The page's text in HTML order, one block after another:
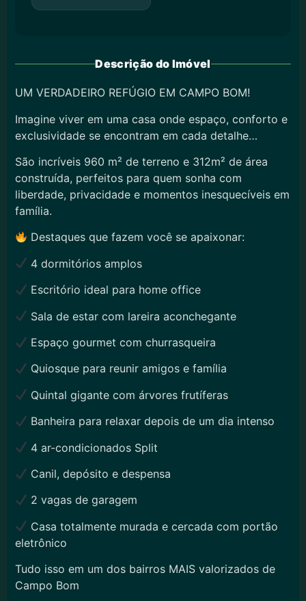
Descrição do Imóvel
UM VERDADEIRO REFÚGIO EM CAMPO BOM!
Imagine viver em uma casa onde espaço, conforto e
exclusividade se encontram em cada detalhe…
São incríveis 960 m² de terreno e 312m² de área
construída, perfeitos para quem sonha com
liberdade, privacidade e momentos inesquecíveis em
família.
Destaques que fazem você se apaixonar:
4 dormitórios amplos
Escritório ideal para home office
Sala de estar com lareira aconchegante
Espaço gourmet com churrasqueira
Quiosque para reunir amigos e família
Quintal gigante com árvores frutíferas
Banheira para relaxar depois de um dia intenso
4 ar-condicionados Split
Canil, depósito e despensa
2 vagas de garagem
Casa totalmente murada e cercada com portão
eletrônico
Tudo isso em um dos bairros MAIS valorizados de
Campo Bom